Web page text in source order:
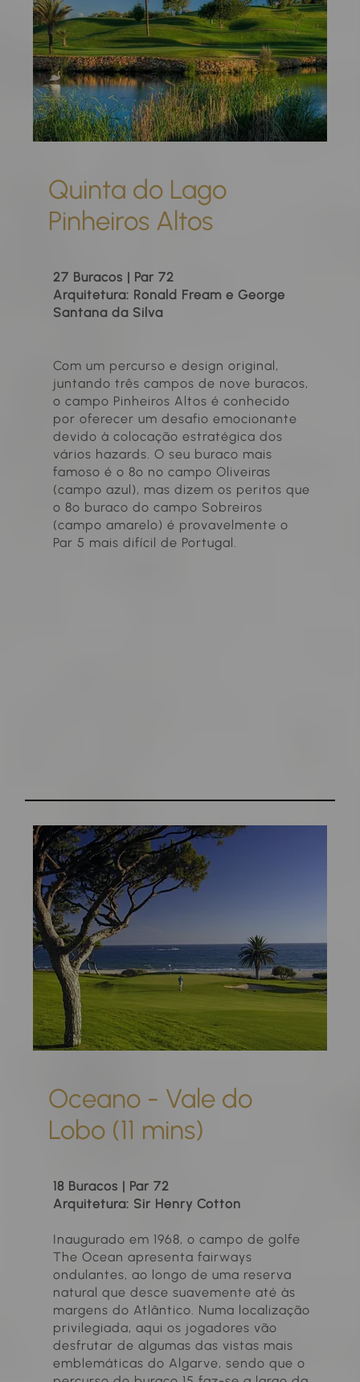
Quinta do Lago
Pinheiros Altos
27 Buracos | Par 72
Arquitetura: Ronald Fream e George
Santana da Silva
Com um percurso e design original,
juntando três campos de nove buracos,
o campo Pinheiros Altos é conhecido
por oferecer um desafio emocionante
devido à colocação estratégica dos
vários hazards. O seu buraco mais
famoso é o 8º no campo Oliveiras
(campo azul), mas dizem os peritos que
o 8º buraco do campo Sobreiros
(campo amarelo) é provavelmente o
Par 5 mais difícil de Portugal.
Oceano - Vale do
Lobo (11 mins)
18 Buracos | Par 72
Arquitetura: Sir Henry Cotton
Inaugurado em 1968, o campo de golfe
The Ocean apresenta fairways
ondulantes, ao longo de uma reserva
natural que desce suavemente até às
margens do Atlântico. Numa localização
privilegiada, aqui os jogadores vão
desfrutar de algumas das vistas mais
emblemáticas do Algarve, sendo que o